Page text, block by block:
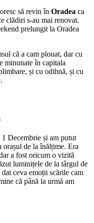
să revin în Oradea ca
clădiri s-au mai renovat.
prelungit la Oradea
că a cam plouat, dar cu
minunate în capitala
și cu odihnă, și cu
Decembrie și am putut
orașul de la înălțime. Era
a fost oricum o vizită
luminițele de la târgul de
ceva emoții scările cam
că până la urmă am